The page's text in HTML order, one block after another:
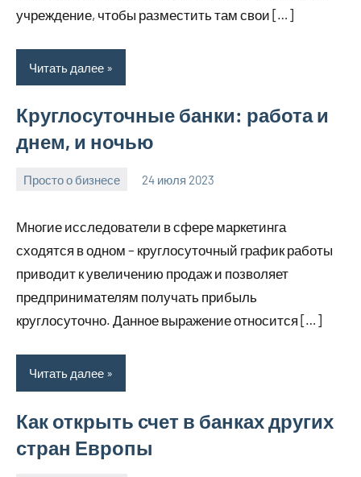
учреждение, чтобы разместить там свои […]
Читать далее
Круглосуточные банки: работа и
днем, и ночью
Просто о бизнесе 24 июля 2023
molokovostro
Нет
Многие исследователи в сфере маркетинга
сходятся в одном – круглосуточный график работы
приводит к увеличению продаж и позволяет
предпринимателям получать прибыль
круглосуточно. Данное выражение относится […]
Читать далее
Как открыть счет в банках других
стран Европы